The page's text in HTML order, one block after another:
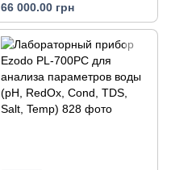
66 000.00 грн